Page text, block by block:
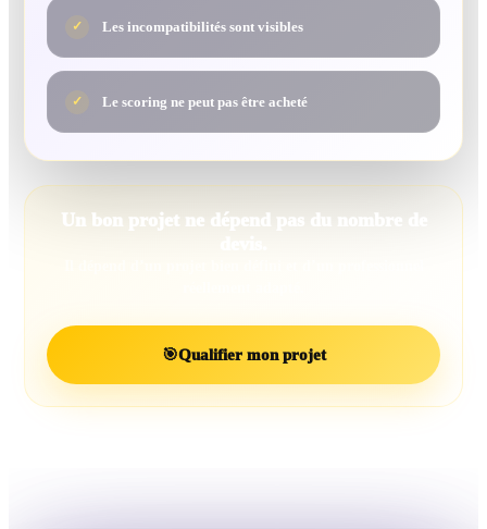
✓ Les incompatibilités sont visibles
✓ Le scoring ne peut pas être acheté
Un bon projet ne dépend pas du nombre de
🎯Qualifier mon projet